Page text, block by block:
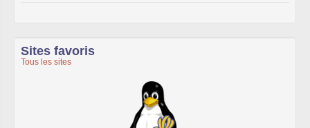
Sites favoris
Tous les sites